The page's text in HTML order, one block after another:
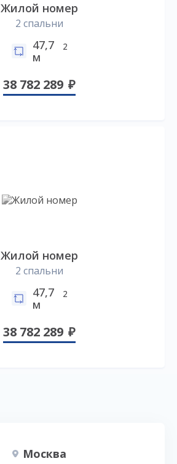
Жилой номер
2 спальни
47,7
м
2
38 782 289
Жилой номер
2 спальни
47,7
м
2
38 782 289
Москва